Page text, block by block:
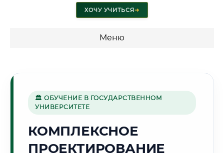
ХОЧУ УЧИТЬСЯ➜
Меню
🏔️
Г. ЧИТА
🏛 ОБУЧЕНИЕ В ГОСУДАРСТВЕННОМ
УНИВЕРСИТЕТЕ
КОМПЛЕКСНОЕ
ПРОЕКТИРОВАНИЕ